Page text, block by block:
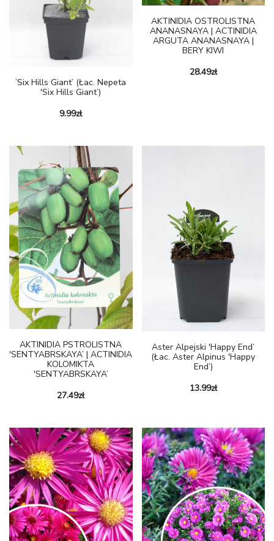
’Six Hills Giant’ (Łac. Nepeta
'Six Hills Giant’)
9.99zł
AKTINIDIA OSTROLISTNA
ANANASNAYA | ACTINIDIA
ARGUTA ANANASNAYA |
BERY KIWI
28.49zł
AKTINIDIA PSTROLISTNA
'SENTYABRSKAYA’ | ACTINIDIA
KOLOMIKTA
'SENTYABRSKAYA’
27.49zł
Aster Alpejski 'Happy End’
(Łac. Aster Alpinus 'Happy
End’)
13.99zł